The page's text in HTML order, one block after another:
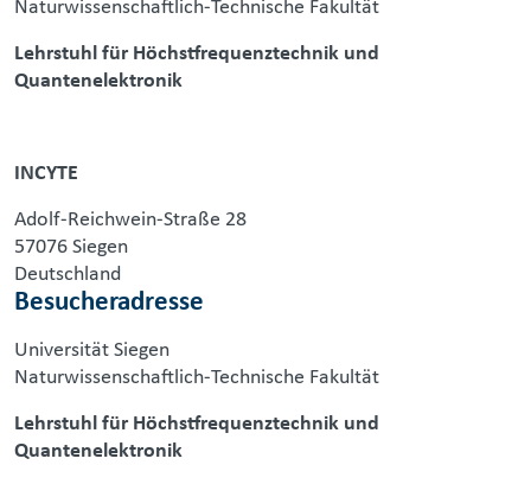
Naturwissenschaftlich-Technische Fakultät
Lehrstuhl für Höchstfrequenztechnik und
Quantenelektronik
INCYTE
Adolf-Reichwein-Straße 28
57076 Siegen
Deutschland
Besucheradresse
Universität Siegen
Naturwissenschaftlich-Technische Fakultät
Lehrstuhl für Höchstfrequenztechnik und
Quantenelektronik